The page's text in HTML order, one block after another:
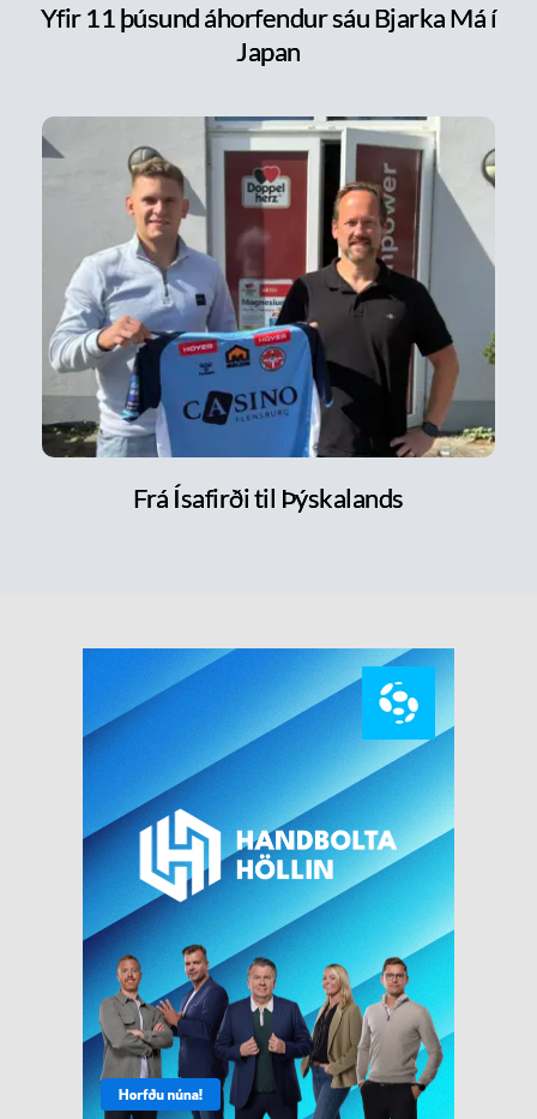
Yfir 11 þúsund áhorfendur sáu Bjarka Má í
Japan
Frá Ísafirði til Þýskalands